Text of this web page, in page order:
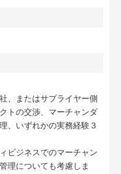
、またはサプライヤー側
トの交渉、マーチャンダ
、いずれかの実務経験３
ビジネスでのマーチャン
理についても考慮しま